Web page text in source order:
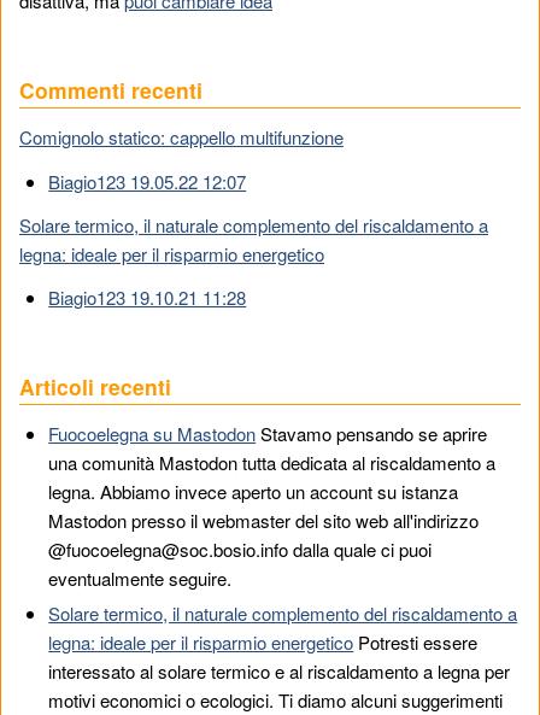
Commenti recenti
Comignolo statico: cappello multifunzione
Biagio123 19.05.22 12:07
Solare termico, il naturale complemento del riscaldamento a
legna: ideale per il risparmio energetico
Biagio123 19.10.21 11:28
Articoli recenti
Fuocoelegna su MastodonStavamo pensando se aprire
una comunità Mastodon tutta dedicata al riscaldamento a
legna. Abbiamo invece aperto un account su istanza
Mastodon presso il webmaster del sito web all'indirizzo
@fuocoelegna@soc.bosio.info dalla quale ci puoi
eventualmente seguire.
Solare termico, il naturale complemento del riscaldamento a
legna: ideale per il risparmio energetico Potresti essere
interessato al solare termico e al riscaldamento a legna per
motivi economici o ecologici. Ti diamo alcuni suggerimenti